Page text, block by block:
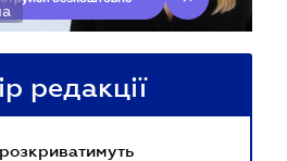
редакції